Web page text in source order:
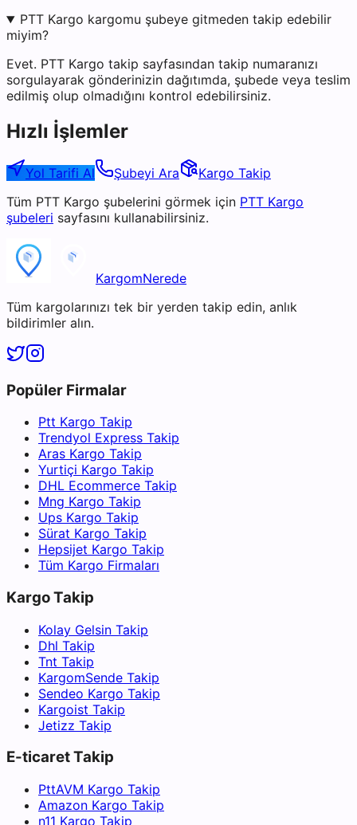
PTT Kargo kargomu şubeye gitmeden takip edebilir
miyim?
Evet. PTT Kargo takip sayfasından takip numaranızı
sorgulayarak gönderinizin dağıtımda, şubede veya teslim
edilmiş olup olmadığını kontrol edebilirsiniz.
Hızlı İşlemler
Yol Tarifi Al Şubeyi Ara
Kargo Takip
Tüm PTT Kargo şubelerini görmek için PTT Kargo
şubeleri sayfasını kullanabilirsiniz.
KargomNerede
Tüm kargolarınızı tek bir yerden takip edin, anlık
bildirimler alın.
Popüler Firmalar
Ptt Kargo Takip
Trendyol Express Takip
Aras Kargo Takip
Yurtiçi Kargo Takip
DHL Ecommerce Takip
Mng Kargo Takip
Ups Kargo Takip
Sürat Kargo Takip
Hepsijet Kargo Takip
Tüm Kargo Firmaları
Kargo Takip
Kolay Gelsin Takip
Dhl Takip
Tnt Takip
KargomSende Takip
Sendeo Kargo Takip
Kargoist Takip
Jetizz Takip
E-ticaret Takip
PttAVM Kargo Takip
Amazon Kargo Takip
n11 Kargo Takip